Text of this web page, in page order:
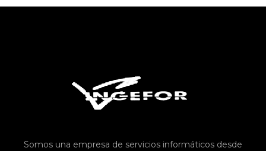
Somos una empresa de servicios informáticos desde